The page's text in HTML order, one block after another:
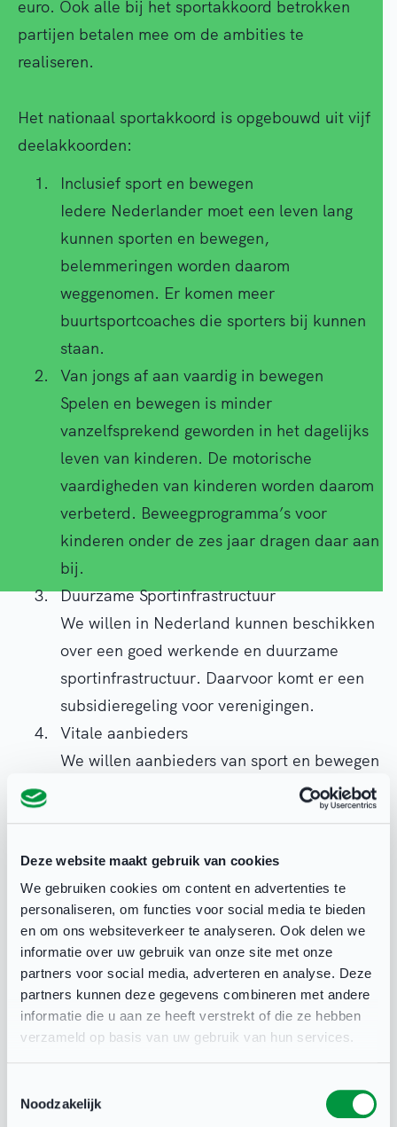
Deze website maakt gebruik van cookies
We gebruiken cookies om content en advertenties te
personaliseren, om functies voor social media te bieden
en om ons websiteverkeer te analyseren. Ook delen we
informatie over uw gebruik van onze site met onze
partners voor social media, adverteren en analyse. Deze
partners kunnen deze gegevens combineren met andere
informatie die u aan ze heeft verstrekt of die ze hebben
verzameld op basis van uw gebruik van hun services.
Noodzakelijk
euro. Ook alle bij het sportakkoord betrokken
partijen betalen mee om de ambities te
realiseren.
Het nationaal sportakkoord is opgebouwd uit vijf
deelakkoorden:
Inclusief sport en bewegen
Iedere Nederlander moet een leven lang
kunnen sporten en bewegen,
belemmeringen worden daarom
weggenomen. Er komen meer
buurtsportcoaches die sporters bij kunnen
staan.
Van jongs af aan vaardig in bewegen
Spelen en bewegen is minder
vanzelfsprekend geworden in het dagelijks
leven van kinderen. De motorische
vaardigheden van kinderen worden daarom
verbeterd. Beweegprogramma’s voor
kinderen onder de zes jaar dragen daar aan
bij.
Duurzame Sportinfrastructuur
We willen in Nederland kunnen beschikken
over een goed werkende en duurzame
sportinfrastructuur. Daarvoor komt er een
subsidieregeling voor verenigingen.
Vitale aanbieders
We willen aanbieders van sport en bewegen
toekomstbestendig maken. Verenigingen
krijgen ondersteuning bij het opzetten van
veilig is en blijft op en om de sportvelden.
Positieve Sportcultuur
Sporten moet leuk zijn, veilig, eerlijk en
zorgeloos. Daar zorgen we met elkaar voor.
Om het vrijwilligerswerk aantrekkelijker te
maken in de sport, gaat de onbelaste
vrijwilligersvergoeding omhoog van 1500
Hoe verder?